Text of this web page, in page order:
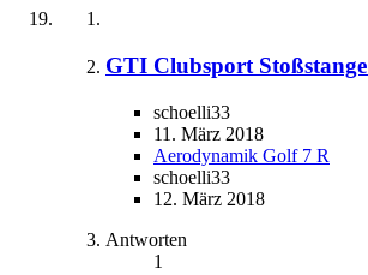
GTI Clubsport
schoelli33
11. März 2018
Aerodynamik Golf 7 R
schoelli33
12. März 2018
Antworten
1